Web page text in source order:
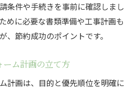
条件や手続きを事前に確認しまし
めに必要な書類準備や工事計画も
、節約成功のポイントです。
ーム計画の立て方
計画は、目的と優先順位を明確に